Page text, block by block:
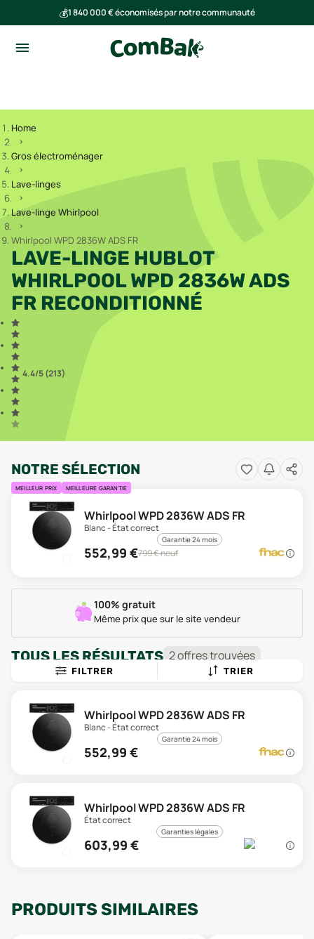
💰1 840 000 € économisés par notre communauté
Home
Gros électroménager
Lave-linges
Lave-linge Whirlpool
Whirlpool WPD 2836W ADS FR
LAVE-LINGE HUBLOT
WHIRLPOOL WPD 2836W ADS
FR RECONDITIONNÉ
4.4/5 (213)
NOTRE SÉLECTION
MEILLEUR PRIX MEILLEURE GARANTIE
Whirlpool WPD 2836W ADS FR
Blanc - État correct
Garantie 24 mois
552,99 €799€ neuf
100% gratuit
Même prix que sur le site vendeur
TOUS LES RÉSULTATS 2offrestrouvées
FILTRER TRIER
Whirlpool WPD 2836W ADS FR
Blanc - État correct
Garantie 24 mois
552,99 €
Whirlpool WPD 2836W ADS FR
État correct
Garanties légales
603,99 €
PRODUITS SIMILAIRES